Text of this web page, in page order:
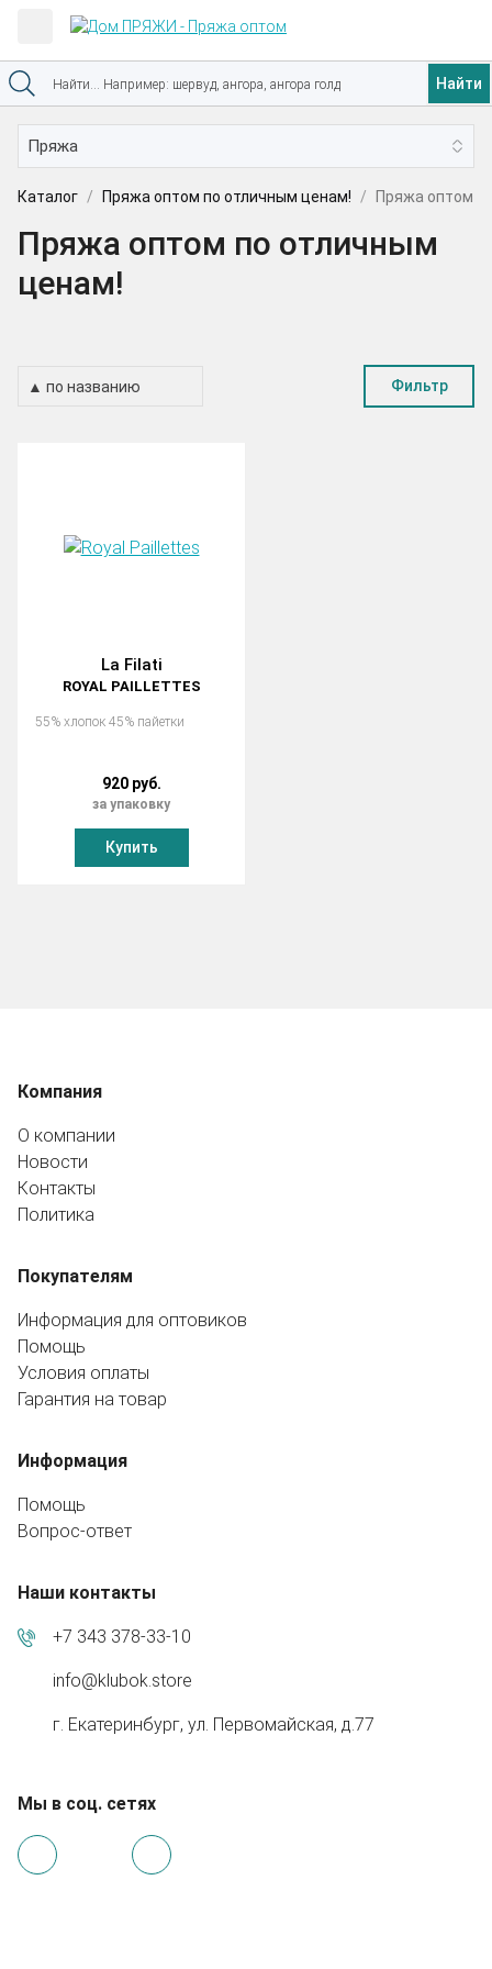
Найти
Каталог Пряжа оптом по отличным ценам! Пряжа оптом
Пряжа оптом по отличным
ценам!
Фильтр
La Filati
ROYAL PAILLETTES
55% хлопок 45% пайетки
920 руб.
за упаковку
Купить
Компания
О компании
Новости
Контакты
Политика
Покупателям
Информация для оптовиков
Помощь
Условия оплаты
Гарантия на товар
Информация
Помощь
Вопрос-ответ
Наши контакты
+7 343 378-33-10
info@klubok.store
г. Екатеринбург, ул. Первомайская, д.77
Мы в соц. сетях